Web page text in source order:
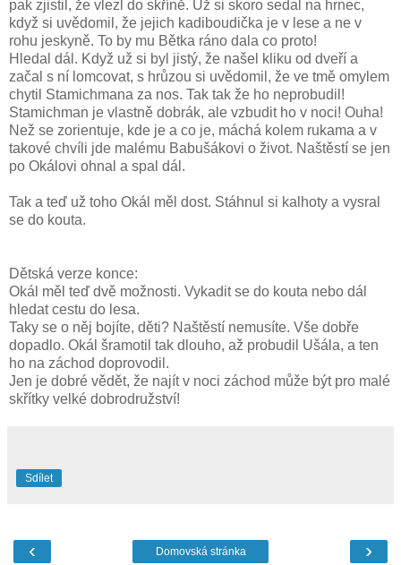
pak zjistil, že vlezl do skříně. Už si skoro sedal na hrnec,
když si uvědomil, že jejich kadiboudička je v lese a ne v
rohu jeskyně. To by mu Bětka ráno dala co proto!
Hledal dál. Když už si byl jistý, že našel kliku od dveří a
začal s ní lomcovat, s hrůzou si uvědomil, že ve tmě omylem
chytil Stamichmana za nos. Tak tak že ho neprobudil!
Stamichman je vlastně dobrák, ale vzbudit ho v noci! Ouha!
Než se zorientuje, kde je a co je, máchá kolem rukama a v
takové chvíli jde malému Babušákovi o život. Naštěstí se jen
po Okálovi ohnal a spal dál.
Tak a teď už toho Okál měl dost. Stáhnul si kalhoty a vysral
se do kouta.
Dětská verze konce:
Okál měl teď dvě možnosti. Vykadit se do kouta nebo dál
hledat cestu do lesa.
Taky se o něj bojíte, děti? Naštěstí nemusíte. Vše dobře
dopadlo. Okál šramotil tak dlouho, až probudil Ušála, a ten
ho na záchod doprovodil.
Jen je dobré vědět, že najít v noci záchod může být pro malé
skřítky velké dobrodružství!
Sdílet
‹ ›
Domovská stránka